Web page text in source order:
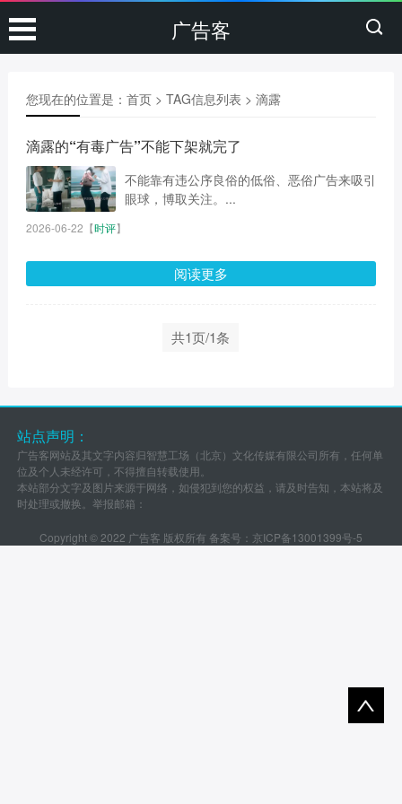
广告客
您现在的位置是： 首页> TAG信息列表 > 滴露
滴露的“有毒广告”不能下架就完了
不能靠有违公序良俗的低俗、恶俗广告来吸引
眼球，博取关注。...
2026-06-22 【时评】
阅读更多
共1页/1条
站点声明：
广告客网站及其文字内容归智慧工场（北京）文化传媒有限公司所有，任何单
位及个人未经许可，不得擅自转载使用。
本站部分文字及图片来源于网络，如侵犯到您的权益，请及时告知，本站将及
时处理或撤换。举报邮箱：
Copyright © 2022 广告客 版权所有 备案号： 京ICP备13001399号-5